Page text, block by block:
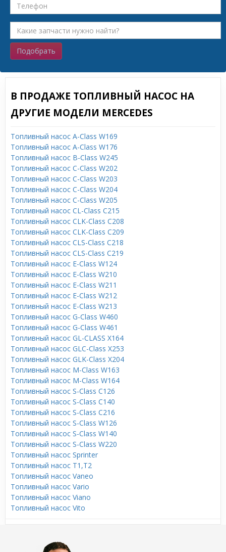
Подобрать
В ПРОДАЖЕ ТОПЛИВНЫЙ НАСОС НА
ДРУГИЕ МОДЕЛИ MERCEDES
Топливный насос A-Class W169
Топливный насос A-Class W176
Топливный насос B-Class W245
Топливный насос C-Class W202
Топливный насос C-Class W203
Топливный насос C-Class W204
Топливный насос C-Class W205
Топливный насос CL-Class C215
Топливный насос CLK-Class C208
Топливный насос CLK-Class C209
Топливный насос CLS-Class C218
Топливный насос CLS-Class C219
Топливный насос E-Class W124
Топливный насос E-Class W210
Топливный насос E-Class W211
Топливный насос E-Class W212
Топливный насос E-Class W213
Топливный насос G-Class W460
Топливный насос G-Class W461
Топливный насос GL-CLASS X164
Топливный насос GLC-Class X253
Топливный насос GLK-Class X204
Топливный насос M-Class W163
Топливный насос M-Class W164
Топливный насос S-Class C126
Топливный насос S-Class C140
Топливный насос S-Class C216
Топливный насос S-Class W126
Топливный насос S-Class W140
Топливный насос S-Class W220
Топливный насос Sprinter
Топливный насос T1,T2
Топливный насос Vaneo
Топливный насос Vario
Топливный насос Viano
Топливный насос Vito